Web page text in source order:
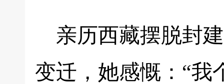
亲历西藏摆脱封
变迁，她感慨：“我